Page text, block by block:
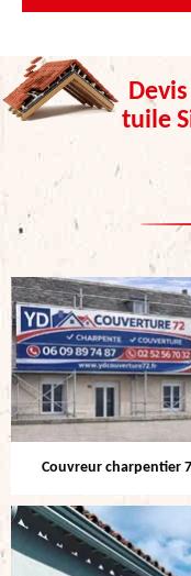
tuile
Couvreur charpentier